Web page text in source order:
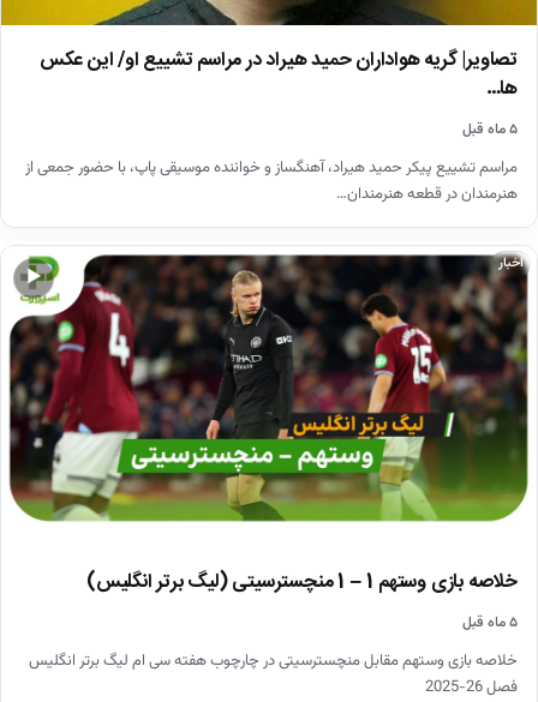
تصاویر| گریه هواداران حمید هیراد در مراسم تشییع او/ این عکس
ها…
۵ ماه قبل
مراسم تشییع پیکر حمید هیراد، آهنگساز و خواننده موسیقی پاپ، با حضور جمعی از
هنرمندان در قطعه هنرمندان…
▶
اخبار
خلاصه بازی وستهم 1 – 1 منچسترسیتی (لیگ برتر انگلیس)
۵ ماه قبل
خلاصه بازی وستهم مقابل منچسترسیتی در چارچوب هفته سی ام لیگ برتر انگلیس
فصل 26-2025